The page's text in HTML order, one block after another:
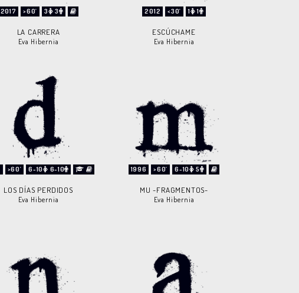
2017 >60' 3 3
LA CARRERA
Eva Hibernia
2012 <30' 1 1
ESCÚCHAME
Eva Hibernia
>60' 6-10 6-10
LOS DÍAS PERDIDOS
Eva Hibernia
1996 >60' 6-10 5
MU -FRAGMENTOS-
Eva Hibernia